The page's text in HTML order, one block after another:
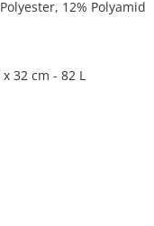
12% Polyamid
32 cm - 82 L